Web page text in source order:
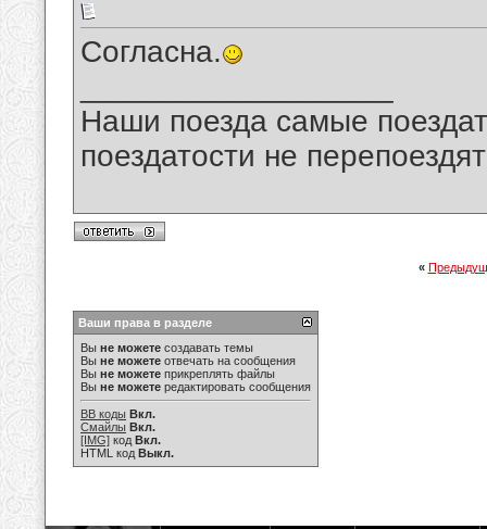
Согласна.
Наши поезда самые
поездатости не
«
Ваши права в разделе
Вы не можете создавать темы
Вы не можете отвечать на сообщения
Вы не можете прикреплять файлы
Вы не можете редактировать сообщения
BB коды Вкл.
Смайлы Вкл.
[IMG] код Вкл.
HTML код Выкл.